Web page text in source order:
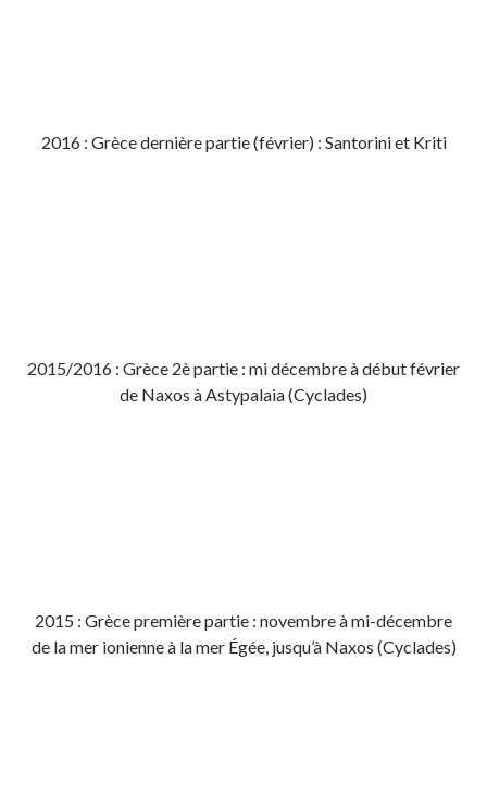
2016 : Grèce dernière partie (février) : Santorini et Kriti
2015/2016 : Grèce 2è partie : mi décembre à début février
de Naxos à Astypalaia (Cyclades)
2015 : Grèce première partie : novembre à mi-décembre
de la mer ionienne à la mer Égée, jusqu’à Naxos (Cyclades)